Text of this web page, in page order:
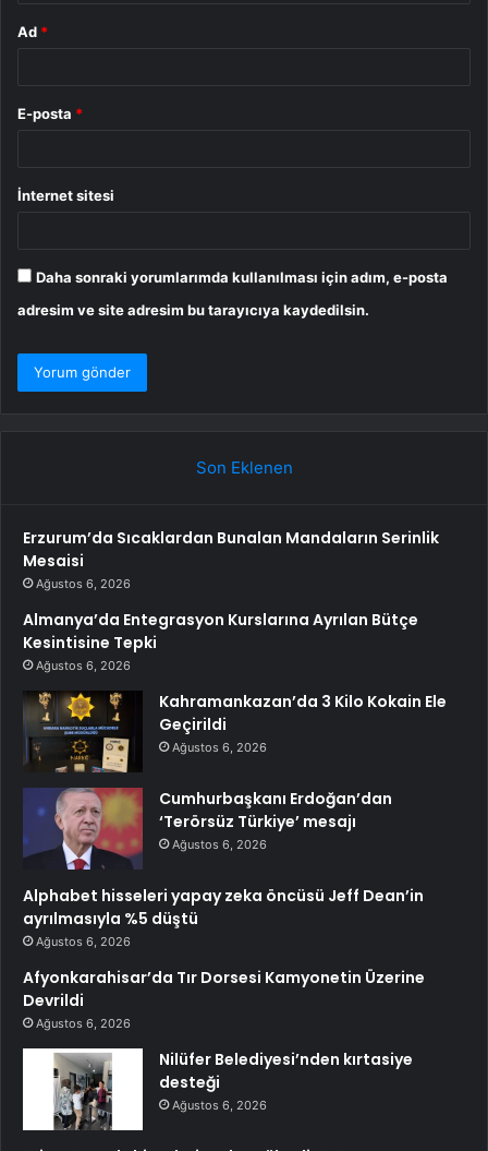
Ad *
E-posta *
İnternet sitesi
Daha sonraki yorumlarımda kullanılması için adım, e-posta
adresim ve site adresim bu tarayıcıya kaydedilsin.
Son Eklenen
Erzurum’da Sıcaklardan Bunalan Mandaların Serinlik
Mesaisi
Ağustos 6, 2026
Almanya’da Entegrasyon Kurslarına Ayrılan Bütçe
Kesintisine Tepki
Ağustos 6, 2026
Kahramankazan’da 3 Kilo Kokain Ele
Geçirildi
Ağustos 6, 2026
Cumhurbaşkanı Erdoğan’dan
‘Terörsüz Türkiye’ mesajı
Ağustos 6, 2026
Alphabet hisseleri yapay zeka öncüsü Jeff Dean’in
ayrılmasıyla %5 düştü
Ağustos 6, 2026
Afyonkarahisar’da Tır Dorsesi Kamyonetin Üzerine
Devrildi
Ağustos 6, 2026
Nilüfer Belediyesi’nden kırtasiye
desteği
Ağustos 6, 2026